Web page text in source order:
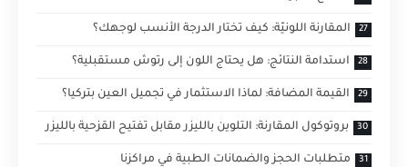
المقارنة اللونيّة: كيف تختار الدرجة الأنسب لوجهك؟
استدامة النتائج: هل يحتاج اللون إلى رتوش مستقبلية؟
القيمة المضافة: لماذا الاستثمار في تجميل العين بتركيا؟
بروتوكول المقارنة: التلوين بالليزر مقابل تفتيح القزحية بالليزر
متطلبات الحجز والضمانات الطبية في مراكزنا